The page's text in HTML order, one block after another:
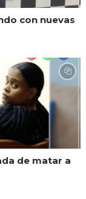
con nuevas
de matar a